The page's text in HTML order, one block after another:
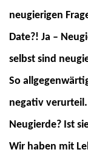
neugierigen
Date?! Ja –
selbst sind
So
negativ
Neugierde? Ist
Wir haben mit